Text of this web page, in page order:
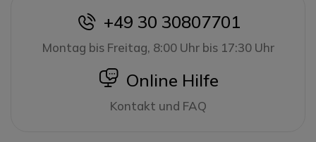
icon
+49 30 30807701
Montag bis Freitag, 8:00 Uhr bis 17:30 Uhr
icon
Online Hilfe
Kontakt und FAQ